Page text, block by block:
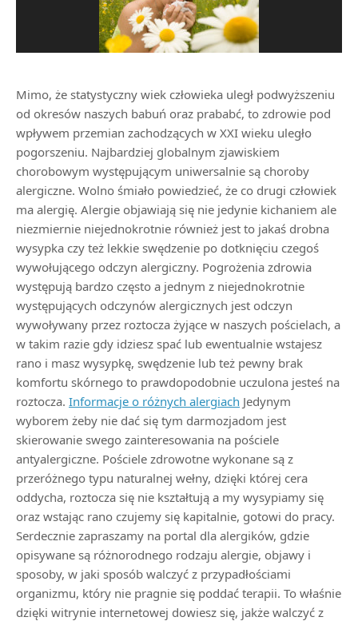
Mimo, że statystyczny wiek człowieka uległ podwyższeniu
od okresów naszych babuń oraz prababć, to zdrowie pod
wpływem przemian zachodzących w XXI wieku uległo
pogorszeniu. Najbardziej globalnym zjawiskiem
chorobowym występującym uniwersalnie są choroby
alergiczne. Wolno śmiało powiedzieć, że co drugi człowiek
ma alergię. Alergie objawiają się nie jedynie kichaniem ale
niezmiernie niejednokrotnie również jest to jakaś drobna
wysypka czy też lekkie swędzenie po dotknięciu czegoś
wywołującego odczyn alergiczny. Pogrożenia zdrowia
występują bardzo często a jednym z niejednokrotnie
występujących odczynów alergicznych jest odczyn
wywoływany przez roztocza żyjące w naszych pościelach, a
w takim razie gdy idziesz spać lub ewentualnie wstajesz
rano i masz wysypkę, swędzenie lub też pewny brak
komfortu skórnego to prawdopodobnie uczulona jesteś na
roztocza. Informacje o różnych alergiach Jedynym
wyborem żeby nie dać się tym darmozjadom jest
skierowanie swego zainteresowania na pościele
antyalergiczne. Pościele zdrowotne wykonane są z
przeróżnego typu naturalnej wełny, dzięki której cera
oddycha, roztocza się nie kształtują a my wysypiamy się
oraz wstając rano czujemy się kapitalnie, gotowi do pracy.
Serdecznie zapraszamy na portal dla alergików, gdzie
opisywane są różnorodnego rodzaju alergie, objawy i
sposoby, w jaki sposób walczyć z przypadłościami
organizmu, który nie pragnie się poddać terapii. To właśnie
dzięki witrynie internetowej dowiesz się, jakże walczyć z